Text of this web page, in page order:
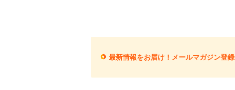
最新情報をお届け！メールマガジン登録